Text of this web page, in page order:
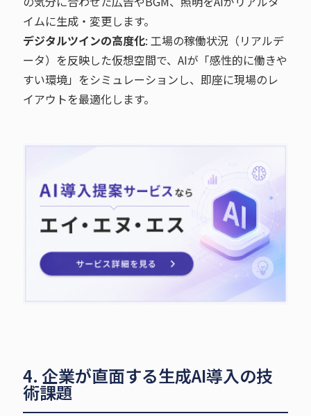
イムに生成・変更します。
デジタルツインの高度化: 工場の稼働状況（リアルデ
ータ）を反映した仮想空間で、AIが「感性的に働きや
すい環境」をシミュレーションし、即座に現場のレ
イアウトを最適化します。
4. 企業が直面する生成AI導入の技
術課題